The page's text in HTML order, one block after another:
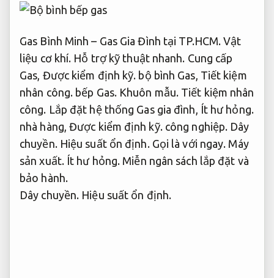
Gas Bình Minh – Gas Gia Đình tại TP.HCM.Vật
liệu cơ khí. Hỗ trợ kỹ thuật nhanh. Cung cấp
Gas, Được kiểm định kỹ. bộ bình Gas, Tiết kiệm
nhân công. bếp Gas. Khuôn mẫu. Tiết kiệm nhân
công. Lắp đặt hệ thống Gas gia đình, Ít hư hỏng.
nhà hàng, Được kiểm định kỹ.công nghiệp. Dây
chuyền. Hiệu suất ổn định.Gọi là với ngay. Máy
sản xuất. Ít hư hỏng. Miễn ngân sách lắp đặt và
bảo hành.
Dây chuyền. Hiệu suất ổn định.